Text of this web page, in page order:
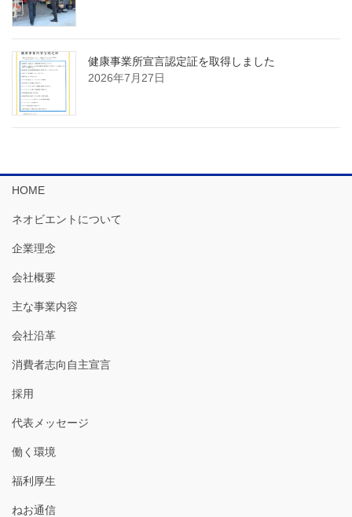
健康事業所宣言認定証を取得しました
2026年7月27日
HOME
ネオビエントについて
企業理念
会社概要
主な事業内容
会社沿革
消費者志向自主宣言
採用
代表メッセージ
働く環境
福利厚生
ねお通信